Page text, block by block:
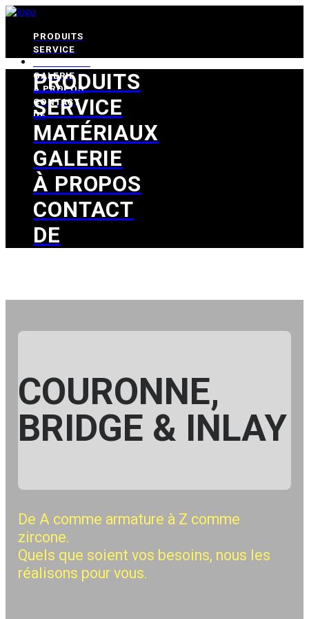
PRODUITS
SERVICE
GALERIE
À PROPOS
CONTACT
DE
PRODUITS
SERVICE
MATÉRIAUX
GALERIE
À PROPOS
CONTACT
DE
COURONNE,
BRIDGE & INLAY
De A comme armature à Z comme
zircone.
Quels que soient vos besoins, nous les
réalisons pour vous.